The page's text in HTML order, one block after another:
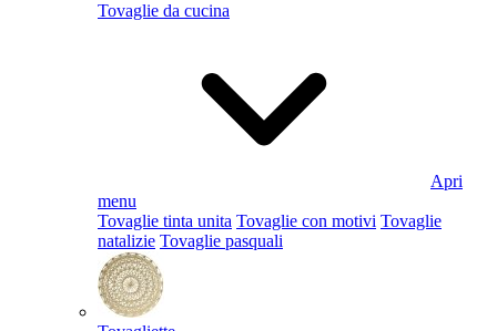
Tovaglie da cucina
Apri
menu
Tovaglie tinta unita Tovaglie con motivi Tovaglie
natalizie Tovaglie pasquali